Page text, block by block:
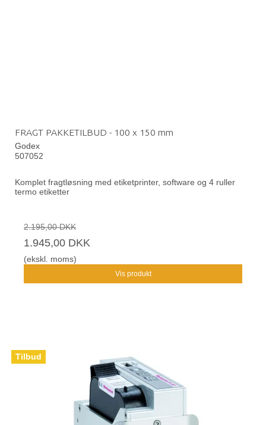
FRAGT PAKKETILBUD - 100 x 150 mm
Godex
507052
Komplet fragtløsning med etiketprinter, software og 4 ruller
termo etiketter
2.195,00 DKK
1.945,00 DKK
(ekskl. moms)
Vis produkt
Tilbud